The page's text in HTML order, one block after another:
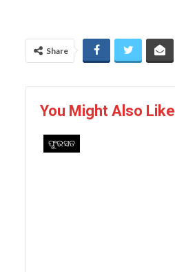
Share
You Might Also Like
ଫୁରସତ